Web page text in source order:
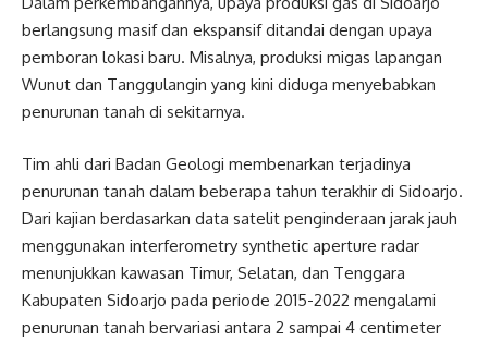
berlangsung masif dan ekspansif ditandai dengan upaya
pemboran lokasi baru. Misalnya, produksi migas lapangan
Wunut dan Tanggulangin yang kini diduga menyebabkan
penurunan tanah di sekitarnya.
Tim ahli dari Badan Geologi membenarkan terjadinya
penurunan tanah dalam beberapa tahun terakhir di Sidoarjo.
Dari kajian berdasarkan data satelit penginderaan jarak jauh
menggunakan interferometry synthetic aperture radar
menunjukkan kawasan Timur, Selatan, dan Tenggara
Kabupaten Sidoarjo pada periode 2015-2022 mengalami
penurunan tanah bervariasi antara 2 sampai 4 centimeter